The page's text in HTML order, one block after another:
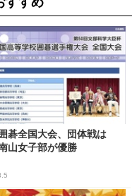
碁全国大会、団体戦は
山女子部が優勝